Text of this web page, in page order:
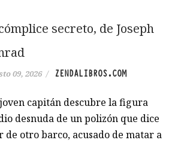
secreto, de Joseph
09, 2026 / ZENDALIBROS.COM
capitán descubre la figura
desnuda de un polizón que dice
de otro barco, acusado de matar a